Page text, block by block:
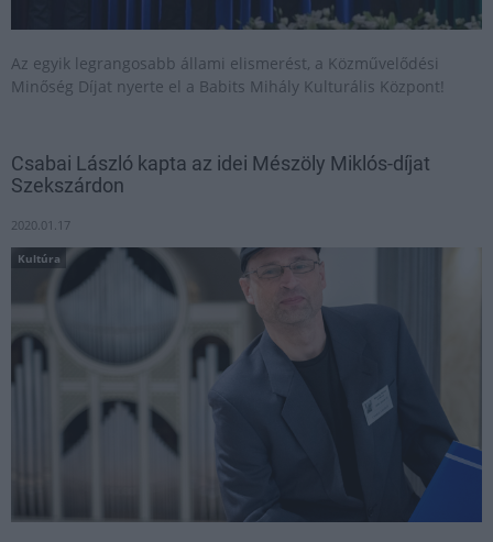
Az egyik legrangosabb állami elismerést, a Közművelődési
Minőség Díjat nyerte el a Babits Mihály Kulturális Központ!
Csabai László kapta az idei Mészöly Miklós-díjat
Szekszárdon
2020.01.17
Kultúra